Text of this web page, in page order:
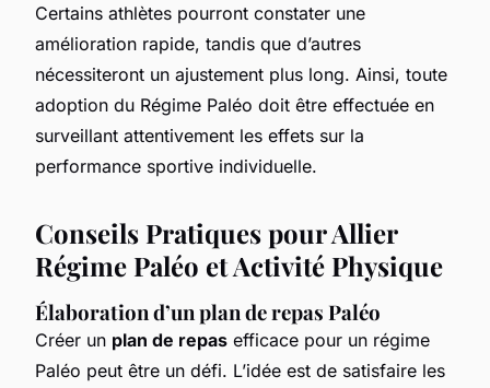
Certains athlètes pourront constater une
amélioration rapide, tandis que d’autres
nécessiteront un ajustement plus long. Ainsi, toute
adoption du Régime Paléo doit être effectuée en
surveillant attentivement les effets sur la
performance sportive individuelle.
Conseils Pratiques pour Allier
Régime Paléo et Activité Physique
Élaboration d’un plan de repas Paléo
Créer un plan de repas efficace pour un régime
Paléo peut être un défi. L’idée est de satisfaire les